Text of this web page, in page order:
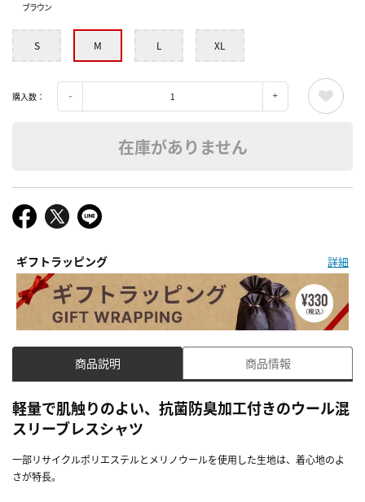
ブラウン
S M L XL
購入数：
在庫がありません
ギフトラッピング 詳細
商品説明 商品情報
軽量で肌触りのよい、抗菌防臭加工付きのウール混
スリーブレスシャツ
一部リサイクルポリエステルとメリノウールを使用した生地は、着心地のよ
さが特長。